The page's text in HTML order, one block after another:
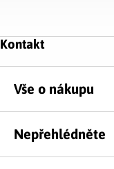
Zápatí
Kontakt
Vše o nákupu
Nepřehlédněte